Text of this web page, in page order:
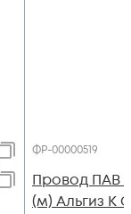
ФР-00000519
Провод ПАВ
(м) Альгиз К